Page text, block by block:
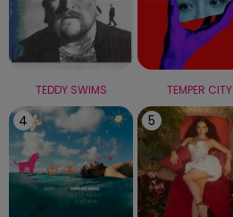
TEDDY SWIMS TEMPER CITY
4 5